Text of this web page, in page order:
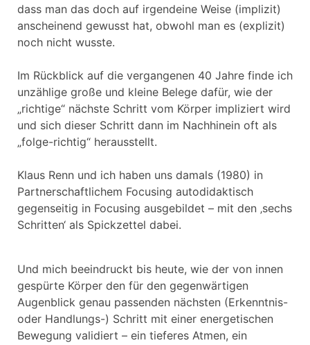
dass man das doch auf irgendeine Weise (implizit)
anscheinend gewusst hat, obwohl man es (explizit)
noch nicht wusste.
Im Rückblick auf die vergangenen 40 Jahre finde ich
unzählige große und kleine Belege dafür, wie der
„richtige“ nächste Schritt vom Körper impliziert wird
und sich dieser Schritt dann im Nachhinein oft als
„folge-richtig“ herausstellt.
Klaus Renn und ich haben uns damals (1980) in
Partnerschaftlichem Focusing autodidaktisch
gegenseitig in Focusing ausgebildet – mit den ‚sechs
Schritten‘ als Spickzettel dabei.
Und mich beeindruckt bis heute, wie der von innen
gespürte Körper den für den gegenwärtigen
Augenblick genau passenden nächsten (Erkenntnis-
oder Handlungs-) Schritt mit einer energetischen
Bewegung validiert – ein tieferes Atmen, ein